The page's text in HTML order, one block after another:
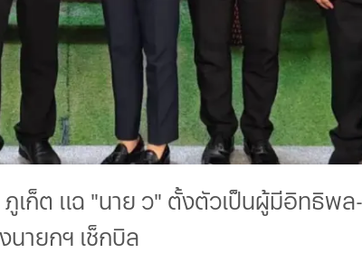
เก็ต แฉ "นาย ว" ตั้งตัวเป็นผู้มีอิทธิพ
ายกฯ เช็กบิล